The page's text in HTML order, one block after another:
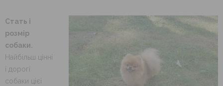
Стать і
розмір
собаки.
Найбільш цінні
і дорогі
собаки цієї